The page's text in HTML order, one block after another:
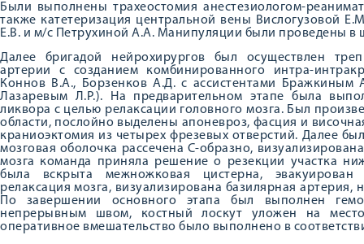
Были выполнены трахеостомия анестезиологом-
также катетеризация центральной вены Вислогузовой
Е.В. и м/с Петрухиной А.А. Манипуляции были проведены в
Далее бригадой нейрохирургов был осуществлен
артерии с созданием комбинированного интра-
Коннов В.А., Борзенков А.Д. с ассистентами
Лазаревым Л.Р.). На предварительном этапе была
ликвора с целью релаксации головного мозга. Был
области, послойно выделены апоневроз, фасция и
краниоэктомия из четырех фрезевых отверстий. Далее
мозговая оболочка рассечена С-образно,
мозга команда приняла решение о резекции участка
была вскрыта межножковая цистерна, эвакуирован
релаксация мозга, визуализирована базилярная
По завершении основного этапа был выполнен
непрерывным швом, костный лоскут уложен на
оперативное вмешательство было выполнено в